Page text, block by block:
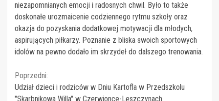
niezapomnianych emocji i radosnych chwil. Było to także
doskonałe urozmaicenie codziennego rytmu szkoły oraz
okazja do pozyskania dodatkowej motywacji dla młodych,
aspirujących piłkarzy. Poznanie z bliska swoich sportowych
idolów na pewno dodało im skrzydeł do dalszego trenowania.
Continue
Poprzedni:
Udział dzieci i rodziców w Dniu Kartofla w Przedszkolu
"Skarbnikowa Willa" w Czerwionce-Leszczynach